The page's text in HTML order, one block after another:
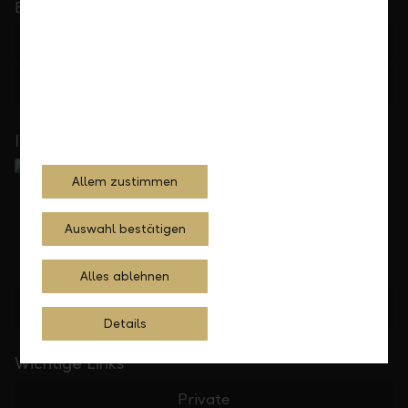
In Ihrer Nähe
Standorte finden
Wichtige Links
Private
Allem zustimmen
Auswahl bestätigen
Alles ablehnen
Details